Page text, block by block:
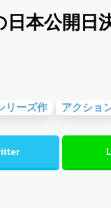
日本公開日
リーズ作 アクショ